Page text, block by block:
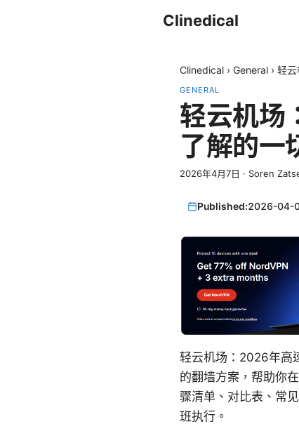
Clinedical
Clinedical › General › 轻
GENERAL
轻云机场
了解的一
2026年4月7日 · Soren
Published:2026-04-
轻云机场：2026年高
的翻墙方案，帮助你
骤清单、对比表、常
班执行。